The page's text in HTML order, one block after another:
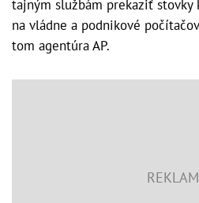
tajným službám prekaziť stovky
na vládne a podnikové
tom agentúra AP.